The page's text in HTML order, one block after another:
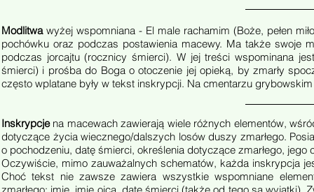
Modlitwawyżej wspomniana - El male rachamim (Boże, pełen
pochówku oraz podczas postawienia macewy. Ma także swoje
podczas jorcajtu (rocznicy śmierci). W jej treści wspominana
śmierci) i prośba do Boga o otoczenie jej opieką, by zmarły
często wplatane były w tekst inskrypcji. Na cmentarzu
Inskrypcjena macewach zawierają wiele różnych elementów,
dotyczące życia wiecznego/dalszych losów duszy zmarłego.
o pochodzeniu, datę śmierci, określenia dotyczące zmarłego, jego
Oczywiście, mimo zauważalnych schematów, każda inskrypcja
Choć tekst nie zawsze zawiera wszystkie wspomniane